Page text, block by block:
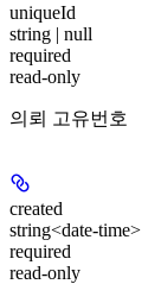
uniqueId
string | null
required
read-only
의뢰 고유번호
created
string<date-time>
required
read-only